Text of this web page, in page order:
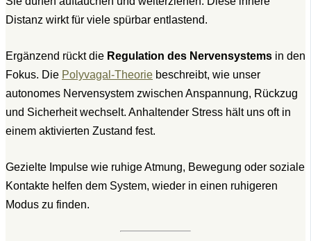
Distanz wirkt für viele spürbar entlastend.
Ergänzend rückt die Regulation des Nervensystems in den
Fokus. Die Polyvagal-Theorie beschreibt, wie unser
autonomes Nervensystem zwischen Anspannung, Rückzug
und Sicherheit wechselt. Anhaltender Stress hält uns oft in
einem aktivierten Zustand fest.
Gezielte Impulse wie ruhige Atmung, Bewegung oder soziale
Kontakte helfen dem System, wieder in einen ruhigeren
Modus zu finden.